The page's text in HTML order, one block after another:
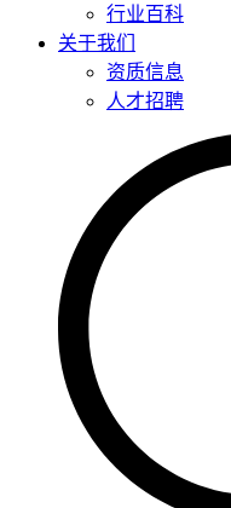
行业百科
关于我们
资质信息
人才招聘